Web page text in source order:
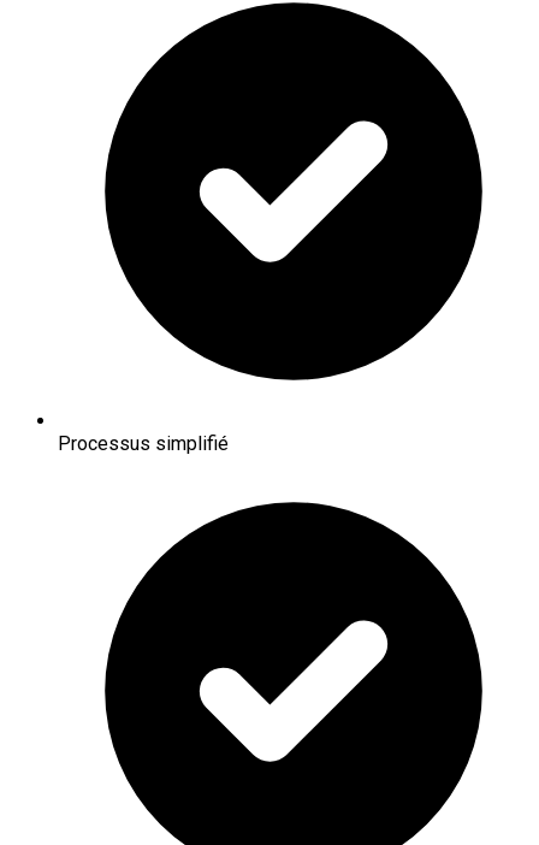
Processus simplifié